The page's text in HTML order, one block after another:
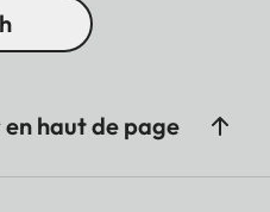
en haut de page